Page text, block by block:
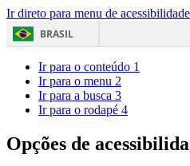
Ir direto para menu de
BRASIL
Ir para o conteúdo 1
Ir para o menu 2
Ir para a busca 3
Ir para o rodapé 4
Opções de